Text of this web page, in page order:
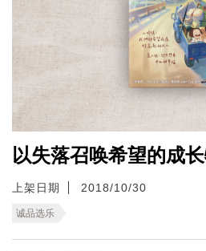
以失落召唤希望的成
上架日期 2018/10/30
诚品选乐